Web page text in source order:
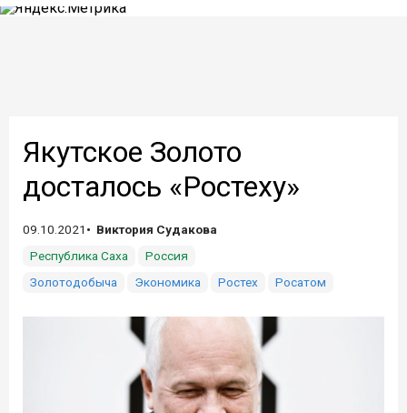
Якутское Золото
досталось «Ростеху»
09.10.2021
Виктория Судакова
Республика Саха
Россия
Золотодобыча
Экономика Ростех Росатом